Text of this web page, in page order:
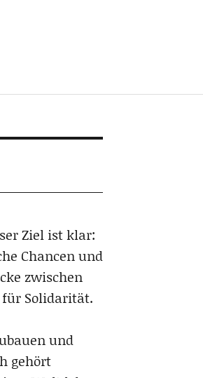
Ziel ist klar:
Chancen und
zwischen
Solidarität.
und
gehört